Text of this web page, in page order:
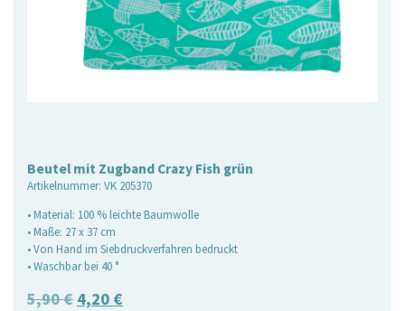
Beutel mit Zugband Crazy Fish grün
Artikelnummer: VK 205370
• Material: 100 % leichte Baumwolle
• Maße: 27 x 37 cm
• Von Hand im Siebdruckverfahren bedruckt
• Waschbar bei 40 °
5,90€ Ursprünglicher
4,20 €